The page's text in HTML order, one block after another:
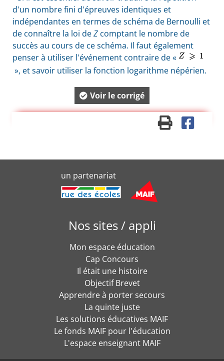
d'un nombre fini d'épreuves identiques et
indépendantes en termes de schéma de Bernoulli et
de connaître la loi deZ comptant le nombre de
succès au cours de ce schéma. Il faut également
penser à utiliser l'événement contraire de «
», et savoir utiliser la fonction logarithme népérien.
Voir le corrigé
un partenariat
Nos sites / appli
Mon espace éducation
Cap Concours
Il était une histoire
Objectif Brevet
Apprendre à porter secours
La quinte juste
Les solutions éducatives MAIF
Le fonds MAIF pour l'éducation
L'espace enseignant MAIF